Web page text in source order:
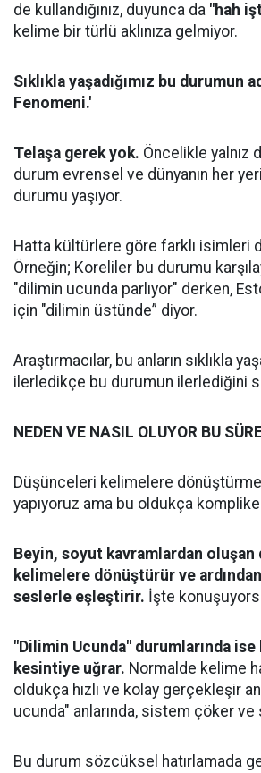
de kullandığınız, duyunca da "hah
kelime bir türlü aklınıza gelmiyor.
Sıklıkla yaşadığımız bu durumun
Fenomeni.'
Telaşa gerek yok. Öncelikle yalnız
durum evrensel ve dünyanın her
durumu yaşıyor.
Hatta kültürlere göre farklı isimleri
Örneğin; Koreliler bu durumu
"dilimin ucunda parlıyor" derken,
için "dilimin üstünde” diyor.
Araştırmacılar, bu anların sıklıkla
ilerledikçe bu durumun ilerlediğini
NEDEN VE NASIL OLUYOR BU
Düşünceleri kelimelere
yapıyoruz ama bu oldukça
Beyin, soyut kavramlardan
kelimelere dönüştürür ve
seslerle eşleştirir. İşte
"Dilimin Ucunda" durumlarında ise
kesintiye uğrar. Normalde kelime
oldukça hızlı ve kolay gerçekleşir
ucunda" anlarında, sistem çöker ve
Bu durum sözcüksel hatırlamada